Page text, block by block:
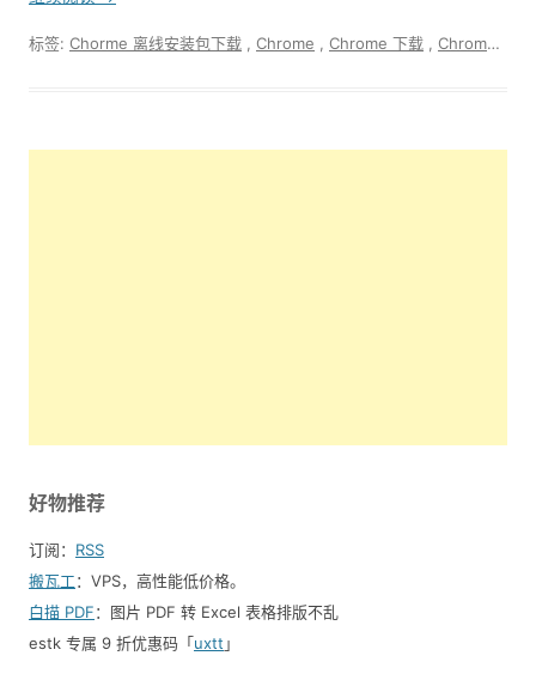
标签: Chorme 离线安装包下载 Chrome Chrome 下载 Chrome更新下载
好物推荐
订阅： RSS
搬瓦工：VPS，高性能低价格。️
白描 PDF：图片 PDF 转 Excel 表格排版不乱
estk 专属 9 折优惠码「uxtt 」